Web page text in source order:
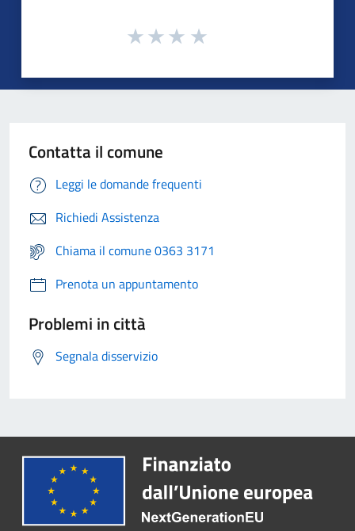
Contatta il comune
Leggi le domande frequenti
Richiedi Assistenza
Chiama il comune 0363 3171
Prenota un appuntamento
Problemi in città
Segnala disservizio